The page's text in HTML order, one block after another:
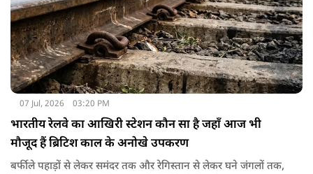
07 Jul, 2026 03:20 PM
भारतीय रेलवे का आखिरी स्टेशन कौन सा है जहाँ आज भी
मौजूद हैं ब्रिटिश काल के अनोखे उपकरण
बर्फीले पहाड़ों से लेकर समंदर तक और रेगिस्तान से लेकर घने जंगलों तक,